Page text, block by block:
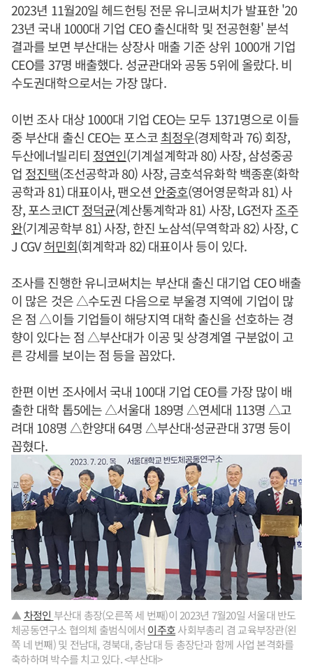
2023년 11월20일 헤드헌팅 전문 유니코써치가 발표한 '20
23년 국내 1000대 기업 CEO 출신대학 및 전공현황' 분석
결과를 보면 부산대는 상장사 매출 기준 상위 1000개 기업
CEO를 37명 배출했다. 성균관대와 공동 5위에 올랐다. 비
수도권대학으로서는 가장 많다.
이번 조사 대상 1000대 기업 CEO는 모두 1371명으로 이들
중 부산대 출신 CEO는 포스코최정우(경제학과 76) 회장,
두산에너빌리티 정연인(기계설계학과 80) 사장, 삼성중공
업 정진택(조선공학과 80) 사장, 금호석유화학 백종훈(화학
공학과 81) 대표이사, 팬오션 안중호(영어영문학과 81) 사
장, 포스코ICT정덕균(계산통계학과 81) 사장, LG전자조주
완(기계공학부 81) 사장, 한진 노삼석(무역학과 82) 사장, C
J CGV허민회(회계학과 82) 대표이사 등이 있다.
조사를 진행한 유니코써치는 부산대 출신 대기업 CEO 배출
이 많은 것은 △수도권 다음으로 부울경 지역에 기업이 많
은 점 △이들 기업들이 해당지역 대학 출신을 선호하는 경
향이 있다는 점 △부산대가 이공 및 상경계열 구분없이 고
른 강세를 보이는 점 등을 꼽았다.
한편 이번 조사에서 국내 100대 기업 CEO를 가장 많이 배
출한 대학 톱5에는 △서울대 189명 △연세대 113명 △고
려대 108명 △한양대 64명 △부산대·성균관대 37명 등이
꼽혔다.
▲차정인 부산대 총장(오른쪽 세 번째)이 2023년 7월20일 서울대 반도
체공동연구소 협의체 출범식에서 이주호사회부총리 겸 교육부장관(왼
쪽 네 번째) 및 전남대, 경북대, 충남대 등 총장단과 함께 사업 본격화를
축하하며 박수를 치고 있다. <부산대>